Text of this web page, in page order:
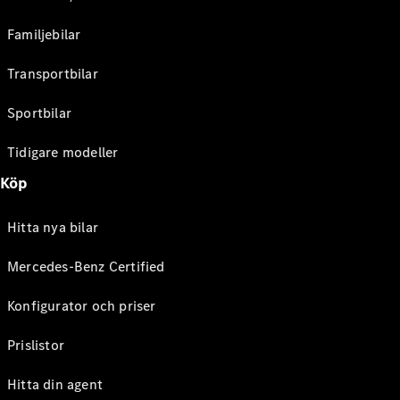
Familjebilar
Transportbilar
Sportbilar
Tidigare modeller
Köp
Hitta nya bilar
Mercedes-Benz Certified
Konfigurator och priser
Prislistor
Hitta din agent